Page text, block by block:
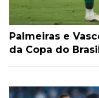
Palmeiras e
da Copa do